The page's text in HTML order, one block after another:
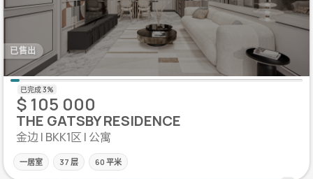
已售出
$ 105 000
THE GATSBY RESIDENCE
金边 | BKK1区 | 公寓
一居室 37 层 60 平米